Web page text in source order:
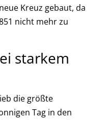
Kreuz gebaut, da
nicht mehr zu
starkem
die größte
Tag in den